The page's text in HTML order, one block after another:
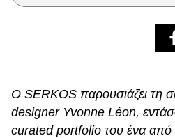
Success Stories
Living
Deco
Ο SERKOS παρουσιάζει τη
designer Yvonne Léon,
curated portfolio του ένα από